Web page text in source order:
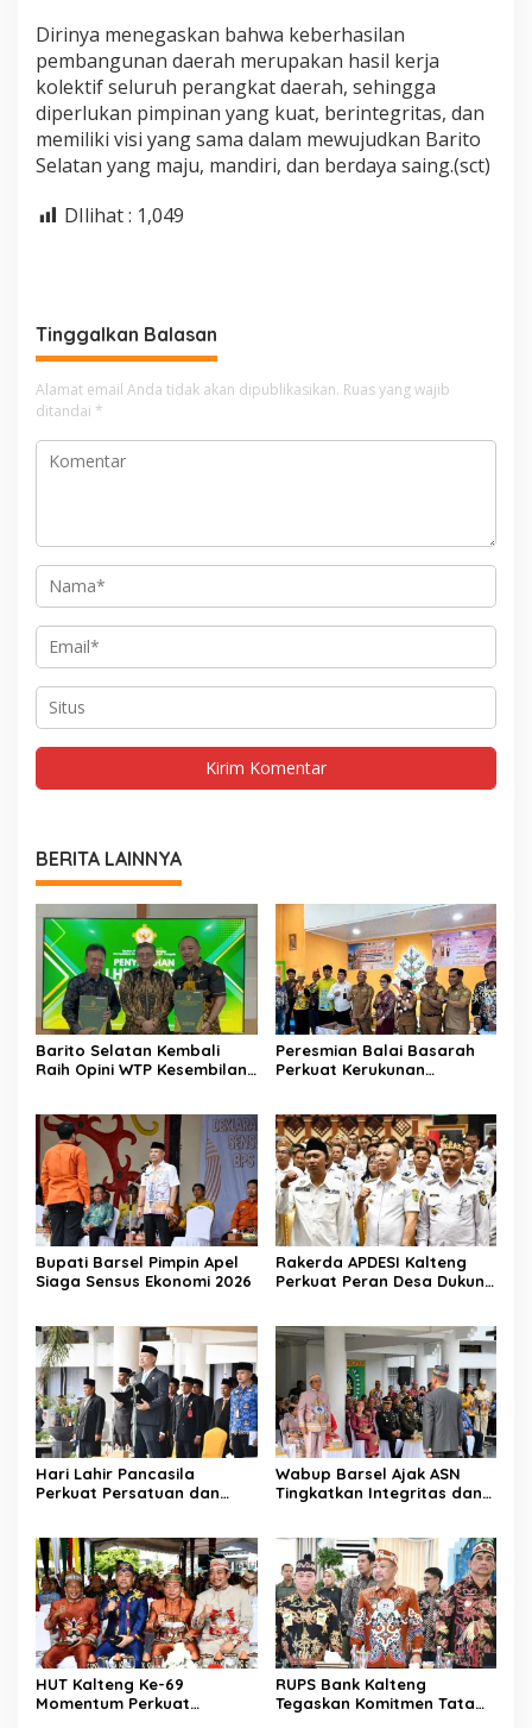
Dirinya menegaskan bahwa keberhasilan
pembangunan daerah merupakan hasil kerja
kolektif seluruh perangkat daerah, sehingga
diperlukan pimpinan yang kuat, berintegritas, dan
memiliki visi yang sama dalam mewujudkan Barito
Selatan yang maju, mandiri, dan berdaya saing.(sct)
DIlihat : 1,049
Tinggalkan Balasan
Alamat email Anda tidak akan dipublikasikan. Ruas yang wajib
ditandai *
BERITA LAINNYA
Barito Selatan Kembali
Raih Opini WTP Kesembilan
Peresmian Balai Basarah
Perkuat Kerukunan
Bupati Barsel Pimpin Apel
Siaga Sensus Ekonomi 2026
Rakerda APDESI Kalteng
Perkuat Peran Desa Dukung
Hari Lahir Pancasila
Perkuat Persatuan dan
Wabup Barsel Ajak ASN
Tingkatkan Integritas dan
HUT Kalteng Ke-69
Momentum Perkuat
RUPS Bank Kalteng
Tegaskan Komitmen Tata